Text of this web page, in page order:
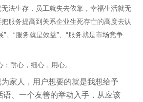
法生存，员工就失去依靠，幸福生活就无
服务提高到关系企业生死存亡的高度去认
”、“服务就是效益”、“服务就是市场竞争
耐心，细心，用心。
家人，用户想要的就是我想给予
语、一个友善的举动入手，从应该